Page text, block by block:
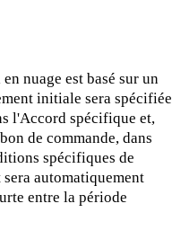
nuage est basé sur un
initiale sera spécifiée
l'Accord spécifique et,
de commande, dans
spécifiques de
automatiquement
entre la période